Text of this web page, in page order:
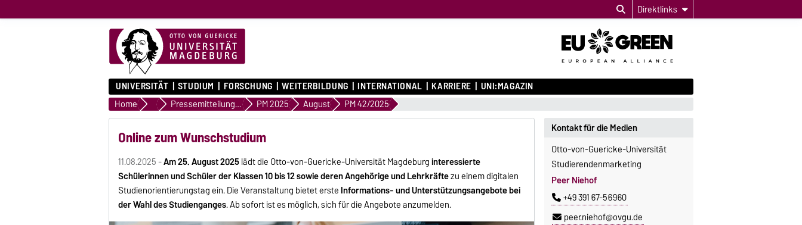
Direktlinks
UNIVERSITÄT STUDIUM FORSCHUNG WEITERBILDUNG INTERNATIONAL KARRIERE UNI:MAGAZIN
Home Presse & Medien Pressemitteilungen PM 2025 August PM 42/2025
Online zum Wunschstudium
11.08.2025 -Am 25. August 2025lädt die Otto-von-Guericke-Universität Magdeburginteressierte
Schülerinnen und Schüler der Klassen 10 bis 12 sowie deren Angehörige und Lehrkräftezu einem digitalen
Studienorientierungstag ein. Die Veranstaltung bietet erste Informations- und Unterstützungsangebote bei
der Wahl des Studienganges. Ab sofort ist es möglich, sich für die Angebote anzumelden.
Kontakt für die Medien
Otto-von-Guericke-Universität
Studierendenmarketing
Peer Niehof
+49 391 67-56960
peer.niehof@ovgu.de